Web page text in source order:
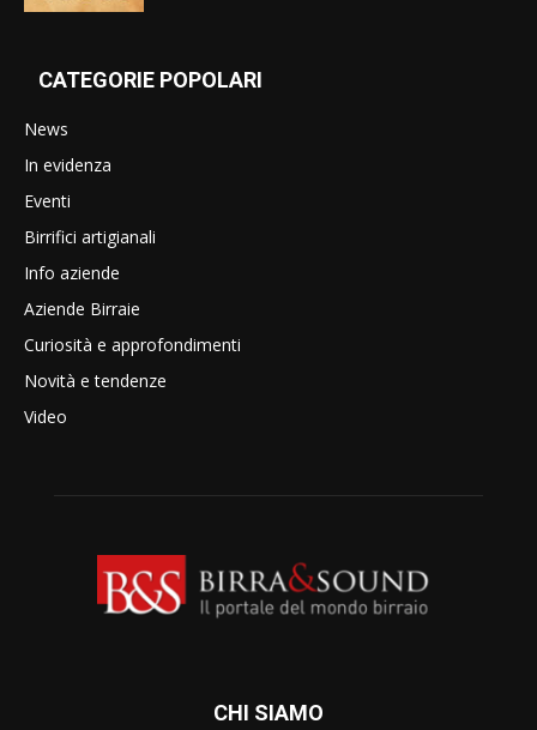
CATEGORIE POPOLARI
News
In evidenza
Eventi
Birrifici artigianali
Info aziende
Aziende Birraie
Curiosità e approfondimenti
Novità e tendenze
Video
CHI SIAMO